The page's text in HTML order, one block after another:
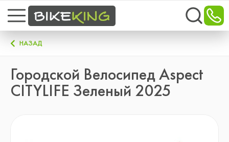
НАЗАД
Городской Велосипед Aspect
CITYLIFE Зеленый 2025